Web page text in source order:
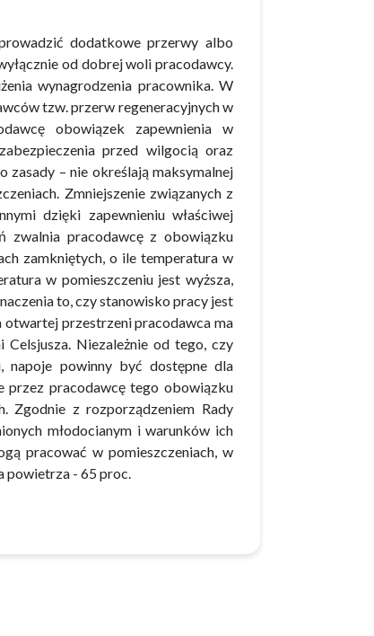
dodatkowe przerwy albo
od dobrej woli pracodawcy.
wynagrodzenia pracownika. W
tzw. przerw regeneracyjnych w
obowiązek zapewnienia w
przed wilgocią oraz
zasady – nie określają maksymalnej
Zmniejszenie związanych z
dzięki zapewnieniu właściwej
zwalnia pracodawcę z obowiązku
zamkniętych, o ile temperatura w
w pomieszczeniu jest wyższa,
to, czy stanowisko pracy jest
otwartej przestrzeni pracodawca ma
Niezależnie od tego, czy
napoje powinny być dostępne dla
przez pracodawcę tego obowiązku
Zgodnie z rozporządzeniem Rady
młodocianym i warunków ich
pracować w pomieszczeniach, w
powietrza - 65 proc.